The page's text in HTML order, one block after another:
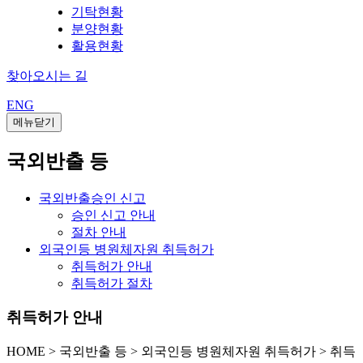
기탁현황
분양현황
활용현황
찾아오시는 길
ENG
메뉴닫기
국외반출 등
국외반출승인 신고
승인 신고 안내
절차 안내
외국인등 병원체자원 취득허가
취득허가 안내
취득허가 절차
취득허가 안내
HOME > 국외반출 등 > 외국인등 병원체자원 취득허가 > 취득